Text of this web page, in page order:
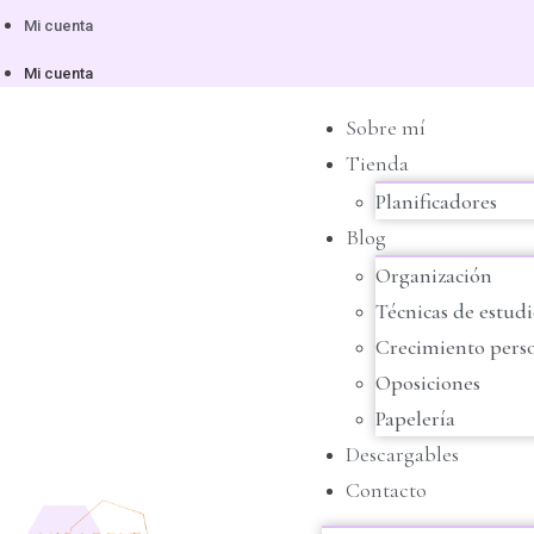
Mi cuenta
Mi cuenta
Sobre mí
Tienda
Planificadores
Blog
Organización
Técnicas de
Crecimiento
Oposiciones
Papelería
Descargables
Contacto